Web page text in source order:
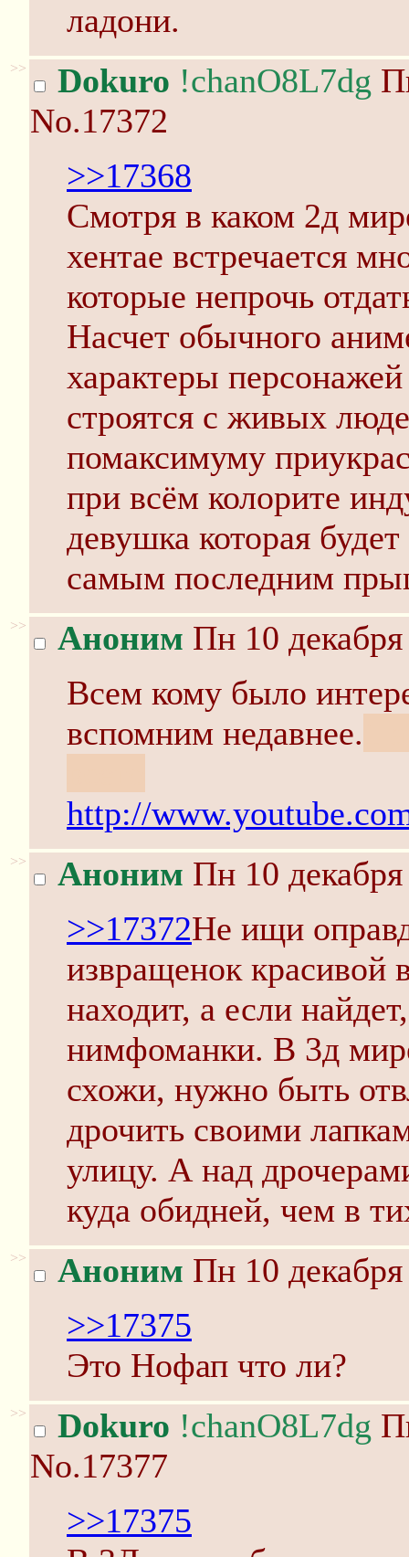
ладони.
>> Dokuro !chanO8L7dg
No.17372
>>17368
Смотря в каком 2д
хентае встречается
которые непрочь
Насчет обычного
характеры
строятся с живых
помаксимуму
при всём колорите
девушка которая
самым последним
>> Аноним Пн 10
Всем кому было
вспомним недавнее.
http://
>> Аноним Пн 10
>>17372Не ищи
извращенок красивой
находит, а если
нимфоманки. В 3д
схожи, нужно быть
дрочить своими
улицу. А над
куда обидней, чем в
>> Аноним Пн 10
>>17375
Это Нофап что ли?
>> Dokuro !chanO8L7dg
No.17377
>>17375